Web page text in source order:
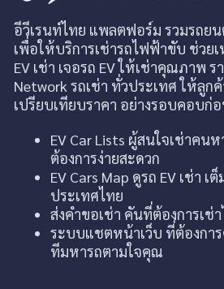
อีวีเรนท์ไทย แพลตฟอร์ม รวมรถย
เพื่อให้บริการเช่ารถไฟฟ้าขับ ช่วย
EV เช่า เจอรถ EV ให้เช่าคุณภาพ
Network รถเช่า ทั่วประเทศ ให้ลูก
เปรียบเทียบราคา อย่างรอบคอบก่
EV Car Lists ผู้สนใจเช่าคน
ต้องการง่ายสะดวก
EV Cars Map ดูรถ EV เช่า
ประเทศไทย
ส่งคำขอเช่า คันที่ต้องการเช่
ระบบแชตหน้าเว็บ ที่ต้องกา
ทีมหารถตามใจคุณ